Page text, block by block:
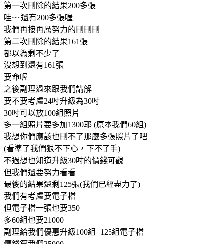
第一次刪除的結果200多張
哇~~還有200多張喔
我們再接再厲努力的刪刪刪
第二次刪除的結果161張
都以為剩不少了
沒想到還有161張
要命喔
之後副理過來跟我們講解
要不要考慮24吋升級為30吋
30吋可以放100組照片
多一組照片要多加1300耶 (原本我們60組)
我想你們應該也刪不了那麼多張照片了吧
(看準了我們狠不下心，下不了手)
不過想也知道升級30吋的價錢可觀
但我們還要努力看看
最後的結果還剩125張(我們已經盡力了)
我們有考慮要電子檔
但電子檔一張也要350
多60組也要21000
副理給我們優惠升級100組+125組電子檔